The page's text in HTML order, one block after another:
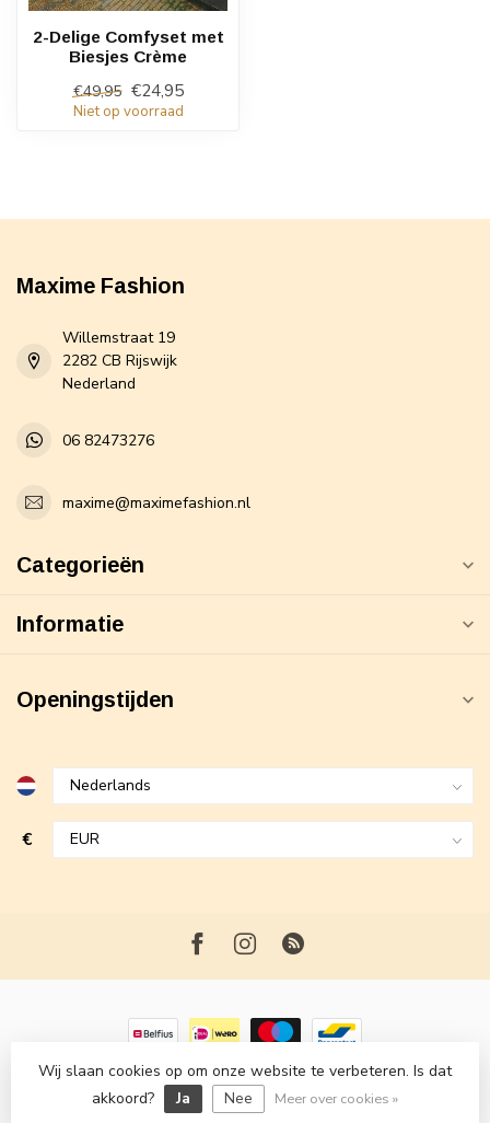
2-Delige Comfyset met
Biesjes Crème
€49,95 €24,95
Niet op voorraad
Maxime Fashion
Willemstraat 19
2282 CB Rijswijk
Nederland
06 82473276
maxime@maximefashion.nl
Categorieën
Informatie
Openingstijden
€
© Copyright 2026 Maxime Fashion- Powered byLightspeed-
Lightspeed design
Dyvelopment
Wij slaan cookies op om onze website te verbeteren. Is dat
akkoord?
Ja Nee Meer over cookies »